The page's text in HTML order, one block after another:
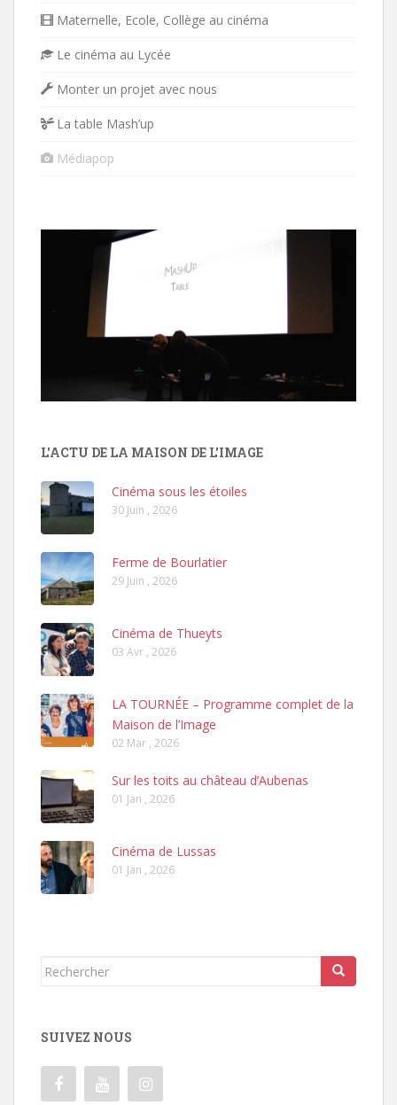
Maternelle, Ecole, Collège au cinéma
Le cinéma au Lycée
Monter un projet avec nous
La table Mash’up
Médiapop
L'ACTU DE LA MAISON DE L'IMAGE
Cinéma sous les étoiles
30 Juin , 2026
Ferme de Bourlatier
29 Juin , 2026
Cinéma de Thueyts
03 Avr , 2026
LA TOURNÉE – Programme complet de la
Maison de l’Image
02 Mar , 2026
Sur les toits au château d’Aubenas
01 Jan , 2026
Cinéma de Lussas
01 Jan , 2026
Rechercher...
SUIVEZ NOUS